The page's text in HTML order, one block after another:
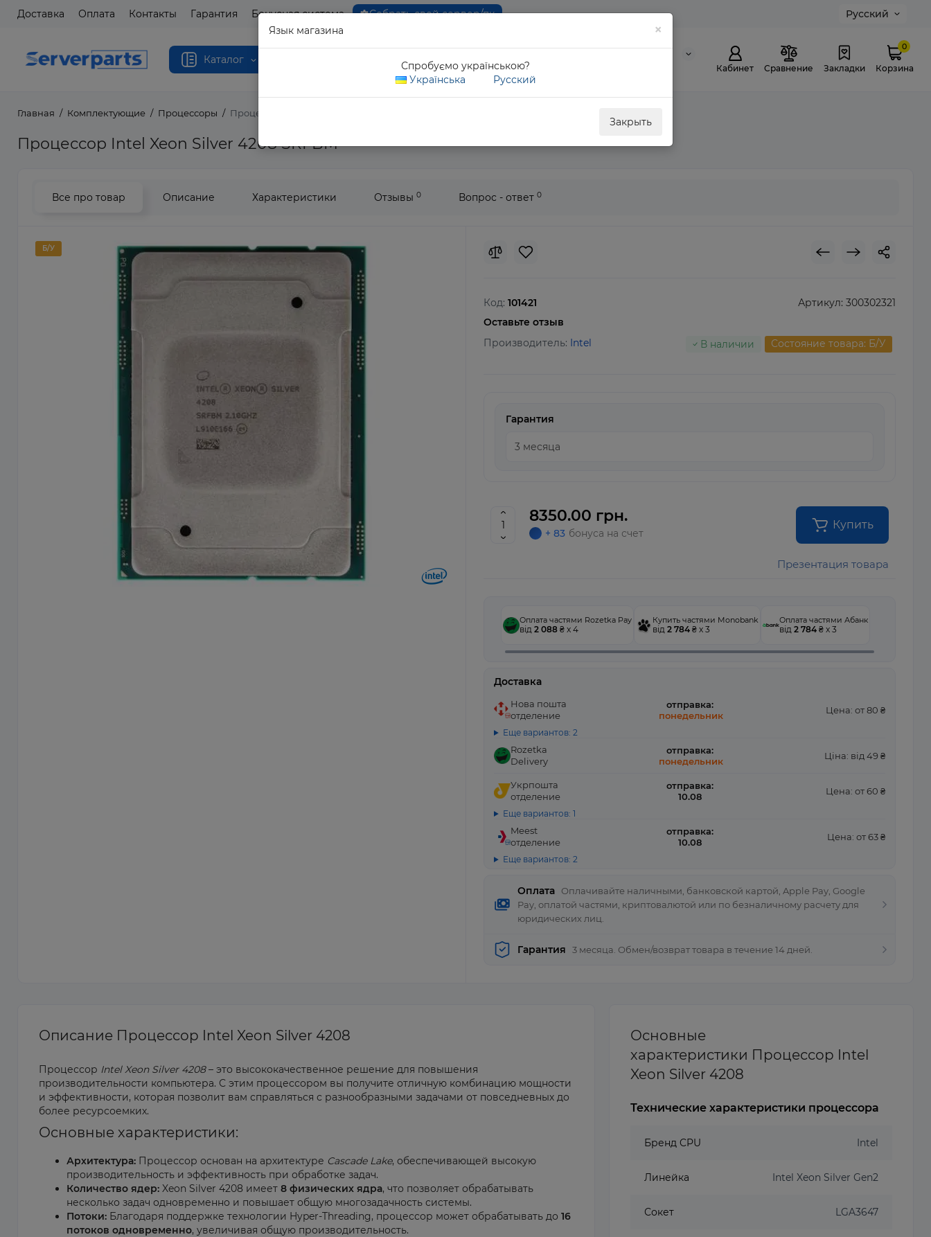
Доставка Оплата Контакты Гарантия Бонусная система Собрать свой сервер/пк Русский
Каталог
0 800 311 307
Кабинет Сравнение Закладки
0
Корзина
Главная Комплектующие Процессоры Процессор Intel Xeon Silver 4208
Процессор Intel Xeon Silver 4208 SRFBM
×
Язык магазина
Спробуємо українською?
Українська
Русский
Закрыть
Все про товар Описание Характеристики Отзывы 0 Вопрос - ответ 0
Б/У
Код: 101421
Оставьте отзыв
Артикул: 300302321
Производитель: Intel В наличии Состояние товара: Б/У
Гарантия
8350.00 грн.
+ 83 бонуса на счет
Купить
Презентация товара
Оплата
Оплачивайте наличными, банковской картой, Apple Pay, Google
Pay, оплатой частями, криптовалютой или по безналичному расчету для
юридических лиц.
Оплата частями Rozetka Pay
від 2 088 ₴ x 4
Купить частями Monobank
від 2 784 ₴ x 3
Оплата частями Абанк
від 2 784 ₴ x 3
Доставка
Нова пошта
отделение
отправка:
понедельник
Цена: от 80 ₴
Еще вариантов: 2
Rozetka
Delivery
отправка:
понедельник
Ціна: від 49 ₴
Укрпошта
отделение
отправка:
10.08
Цена: от 60 ₴
Еще вариантов: 1
Meest
отделение
отправка:
10.08
Цена: от 63 ₴
Еще вариантов: 2
Гарантия 3 месяца. Обмен/возврат товара в течение 14 дней.
Описание Процессор Intel Xeon Silver 4208
Процессор Intel Xeon Silver 4208– это высококачественное решение для повышения
производительности компьютера. С этим процессором вы получите отличную комбинацию мощности
и эффективности, которая позволит вам справляться с разнообразными задачами от повседневных до
более ресурсоемких.
Основные характеристики:
Архитектура: Процессор основан на архитектуре Cascade Lake, обеспечивающей высокую
производительность и эффективность при обработке задач.
Количество ядер: Xeon Silver 4208 имеет 8 физических ядра, что позволяет обрабатывать
несколько задач одновременно и повышает общую многозадачность системы.
Потоки: Благодаря поддержке технологии Hyper-Threading, процессор может обрабатывать до 16
потоков одновременно, увеличивая общую производительность.
Основные
характеристики Процессор Intel
Xeon Silver 4208
Технические характеристики процессора
Бренд CPU Intel
Линейка Intel Xeon Silver Gen2
Сокет LGA3647